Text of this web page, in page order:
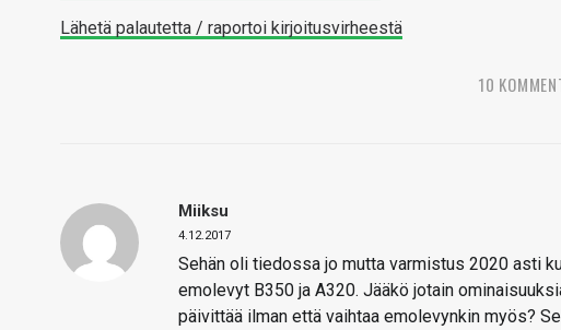
Lähetä palautetta / raportoi kirjoitusvirheestä
10
Miiksu
4.12.2017
Sehän oli tiedossa jo mutta varmistus 2020 asti
emolevyt B350 ja A320. Jääkö jotain
päivittää ilman että vaihtaa emolevynkin myös?